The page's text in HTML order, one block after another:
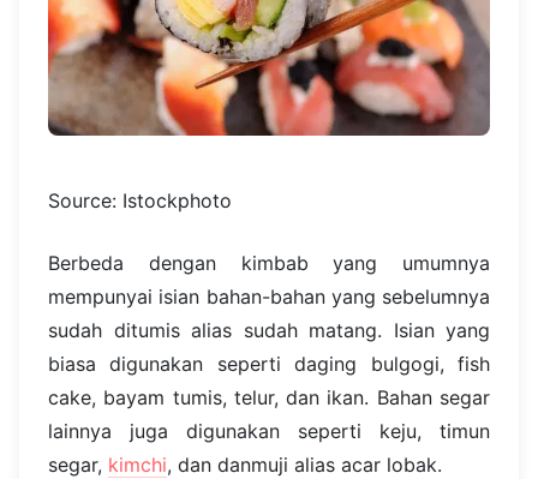
Source: Istockphoto
Berbeda dengan kimbab yang umumnya
mempunyai isian bahan-bahan yang sebelumnya
sudah ditumis alias sudah matang. Isian yang
biasa digunakan seperti daging bulgogi, fish
cake, bayam tumis, telur, dan ikan. Bahan segar
lainnya juga digunakan seperti keju, timun
segar, kimchi, dan danmuji alias acar lobak.